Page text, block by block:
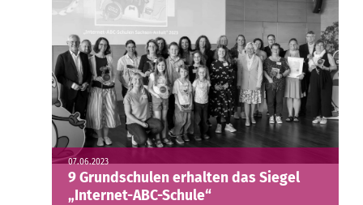
07.06.2023
9 Grundschulen erhalten das Siegel
„Internet-ABC-Schule“